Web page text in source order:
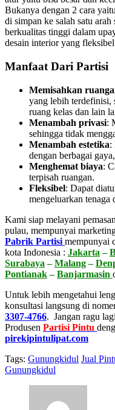
Bukanya dengan 2 cara
di simpan ke salah satu arah
berkualitas tinggi dalam
desain interior yang
Manfaat Dari Partisi
Memisahkan
yang lebih terdefinisi,
ruang kelas dan lain
Menambah privasi:
sehingga tidak
Menambah estetika:
dengan berbagai
Menghemat biaya:
terpisah ruangan.
Fleksibel: Dapat
mengeluarkan tenaga
Kami siap melayani
pulau, mempunyai
Pabrik Partisi mempunyai
kota Indonesia : Jakarta –
Surabaya –Malang–
Pontianak–Banjarmasin
Untuk lebih mengetahui
konsultasi langsung di
3307-4766. Jangan ragu
Produsen Partisi Pintu
pirekipintulipat.com
Tags: Gunungkidul Jual
Gunungkidul